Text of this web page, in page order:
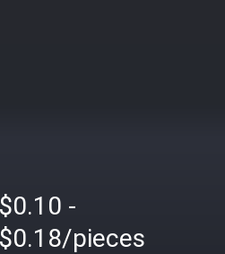
$0.10 -
$0.18/pieces